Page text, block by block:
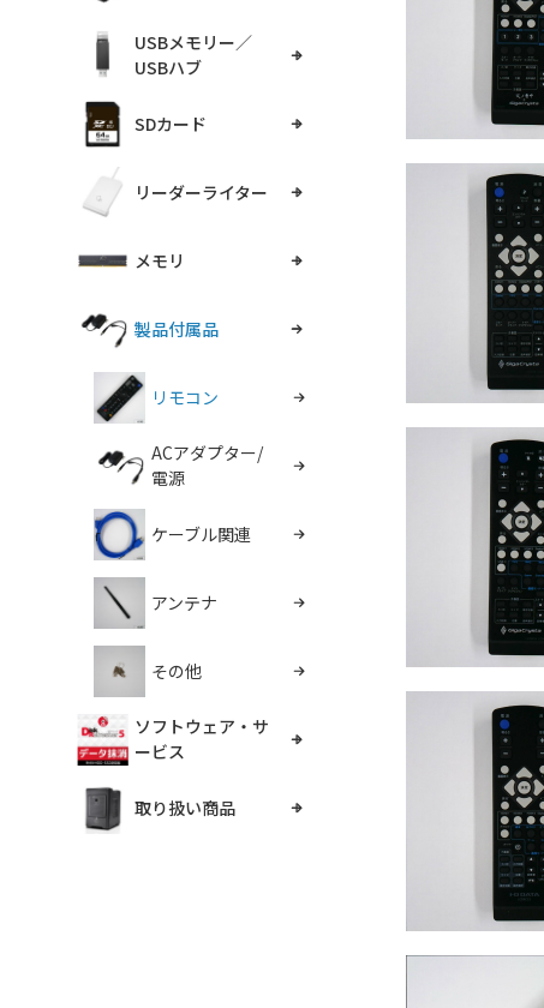
USBメモリー／
USBハブ
SDカード
リーダーライター
メモリ
製品付属品
リモコン
ACアダプター/
電源
ケーブル関連
アンテナ
その他
ソフトウェア・サ
ービス
取り扱い商品